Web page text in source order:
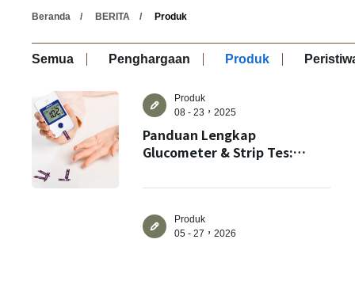
Beranda BERITA Produk
Semua Penghargaan Produk
Produk
08 - 23，2025
Panduan Lengkap
Glucometer & Strip Tes:
dengan Mudah dan Praktis!
Produk
05 - 27，2026